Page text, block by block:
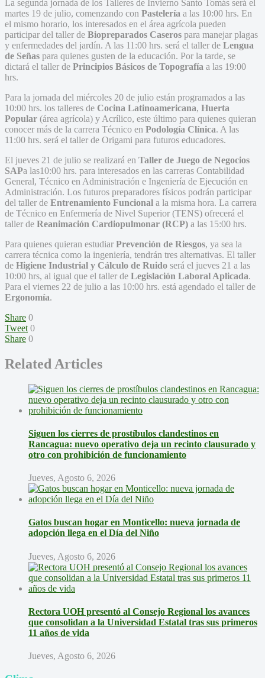
La segunda jornada de los Talleres de Invierno Santo Tomás será el
martes 19 de julio, comenzando con Pastelería a las 10:00 hrs. En
el mismo horario, los interesados en el área agrícola pueden
participar del taller de Biopreparados Caseros para manejar plagas
y enfermedades del jardín. A las 11:00 hrs. será el taller de Lengua
de Señas para quienes gusten de la educación. Por la tarde, se
dictará el taller de Principios Básicos de Topografía a las 19:00
hrs.
Para la jornada del miércoles 20 de julio están programados a las
10:00 hrs. los talleres de Cocina Latinoamericana, Huerta
Popular (área agrícola) y Acrílico, este último para quienes quieran
conocer más de la carrera Técnico en Podología Clínica. A las
11:00 hrs. será el taller de Origami para futuros educadores.
El jueves 21 de julio se realizará en Taller de Juego de Negocios
SAPa las10:00 hrs. para interesados en las carreras Contabilidad
General, Técnico en Administración e Ingeniería de Ejecución en
Administración. Los futuros preparadores físicos podrán participar
del taller de Entrenamiento Funcional a la misma hora. La carrera
de Técnico en Enfermería de Nivel Superior (TENS) ofrecerá el
taller de Reanimación Cardiopulmonar (RCP) a las 15:00 hrs.
Para quienes quieran estudiar Prevención de Riesgos, ya sea la
carrera técnica como la ingeniería, tendrán tres alternativas. El taller
de Higiene Industrial y Cálculo de Ruido será el jueves 21 a las
10:00 hrs, al igual que el taller de Legislación Laboral Aplicada.
Para el viernes 22 de julio a las 10:00 hrs. está agendado el taller de
Ergonomía.
Share 0
Tweet 0
Share 0
Related Articles
Siguen los cierres de prostíbulos clandestinos en
Rancagua: nuevo operativo deja un recinto clausurado y
otro con prohibición de funcionamiento
Jueves, Agosto 6, 2026
Gatos buscan hogar en Monticello: nueva jornada de
adopción llega en el Día del Niño
Jueves, Agosto 6, 2026
Rectora UOH presentó al Consejo Regional los avances
que consolidan a la Universidad Estatal tras sus primeros
11 años de vida
Jueves, Agosto 6, 2026